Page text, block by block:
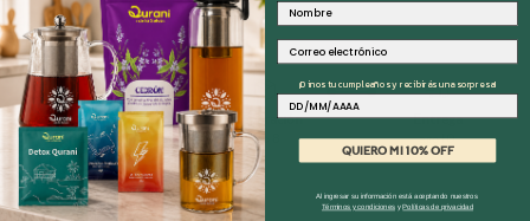
📦 Envíos
Compra
ago 7
Preparación
ago 8
Entrega
ago 10
Nombre
Correo electrónico
¡Dinos tu cumpleaños y recibirás una sorpresa!
Fecha
QUIERO MI 10% OFF
Al ingresar su información está aceptando nuestros
Términos y condicionesyPolíticas de privacidad